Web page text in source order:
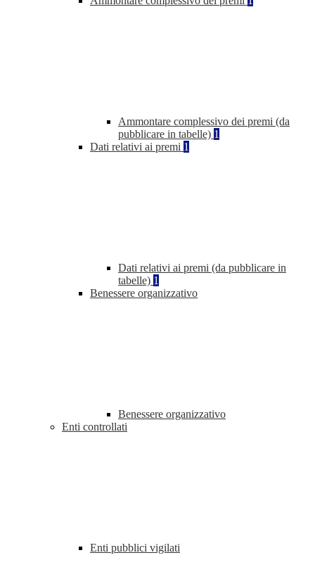
Ammontare complessivo dei premi (da
pubblicare in tabelle) 1
Dati relativi ai premi 1
Dati relativi ai premi (da pubblicare in
tabelle) 1
Benessere organizzativo
Benessere organizzativo
Enti controllati
Enti pubblici vigilati